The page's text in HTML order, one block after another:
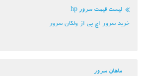
لیست قیمت سرور hp
خرید سرور اچ پی از ولکان سرور
ماهان سرور